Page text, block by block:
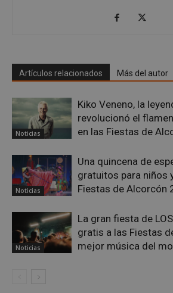
Artículos relacionados Más del autor
Noticias
Kiko Veneno, la
revolucionó el
en las Fiestas de
Noticias
Una quincena de
gratuitos para niños
Fiestas de Alcorcón
Noticias
La gran fiesta de
gratis a las Fiestas
mejor música del
sp_landing